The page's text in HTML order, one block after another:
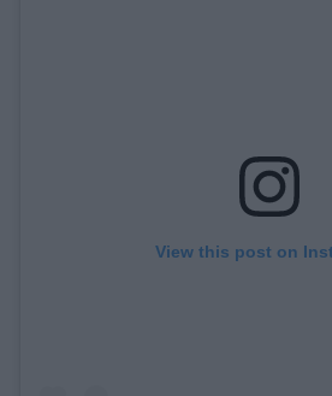
View this post on